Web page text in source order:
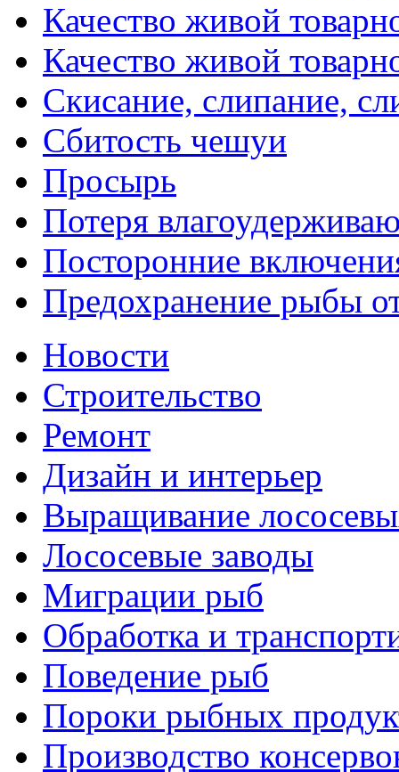
Качество живой
Качество живой
Скисание, слипание,
Сбитость чешуи
Просырь
Потеря
Посторонние
Предохранение рыбы
Новости
Строительство
Ремонт
Дизайн и интерьер
Выращивание
Лососевые заводы
Миграции рыб
Обработка и
Поведение рыб
Пороки рыбных
Производство